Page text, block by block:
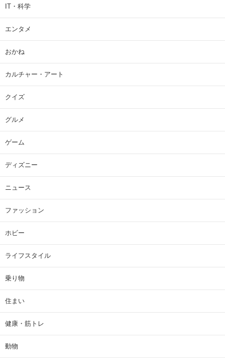
IT・科学
エンタメ
おかね
カルチャー・アート
クイズ
グルメ
ゲーム
ディズニー
ニュース
ファッション
ホビー
ライフスタイル
乗り物
住まい
健康・筋トレ
動物